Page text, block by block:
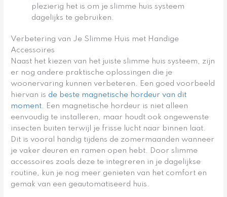
plezierig het is om je slimme huis systeem
dagelijks te gebruiken.
Verbetering van Je Slimme Huis met Handige
Accessoires
Naast het kiezen van het juiste slimme huis systeem, zijn
er nog andere praktische oplossingen die je
woonervaring kunnen verbeteren. Een goed voorbeeld
hiervan is de beste magnetische hordeur van dit
moment. Een magnetische hordeur is niet alleen
eenvoudig te installeren, maar houdt ook ongewenste
insecten buiten terwijl je frisse lucht naar binnen laat.
Dit is vooral handig tijdens de zomermaanden wanneer
je vaker deuren en ramen open hebt. Door slimme
accessoires zoals deze te integreren in je dagelijkse
routine, kun je nog meer genieten van het comfort en
gemak van een geautomatiseerd huis.